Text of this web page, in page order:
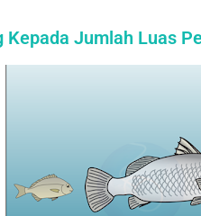
Jumlah Luas